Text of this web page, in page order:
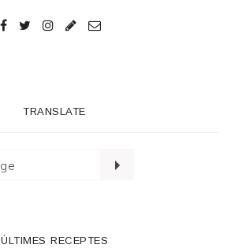
TRANSLATE
ÚLTIMES RECEPTES